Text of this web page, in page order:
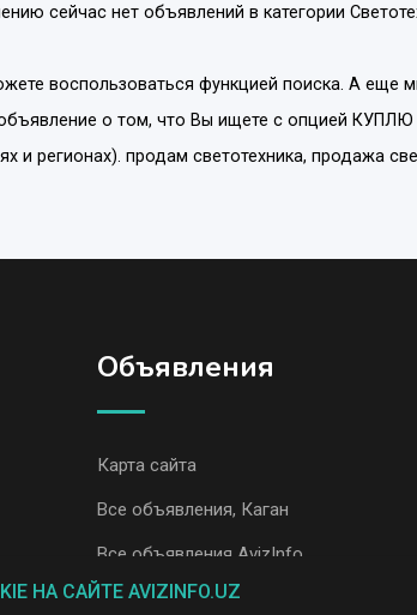
сейчас нет объявлений в категории
воспользоваться функцией поиска. А
о том, что Вы ищете с опцией КУПЛЮ
и регионах). продам светотехника, продажа
Объявления
Карта сайта
Все объявления, Каган
Все объявления AvizInfo
НА САЙТЕ AVIZINFO.UZ